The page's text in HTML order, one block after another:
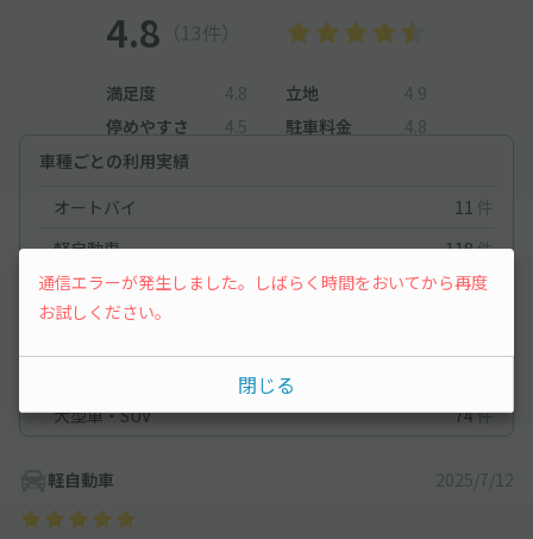
4.8 （13件）
満足度 4.8 立地
4.9
停めやすさ
4.5 駐車料金
4.8
車種ごとの利用実績
オートバイ
11 件
軽自動車
118件
コンパクトカー
91件
大型車・SUV
74件
軽自動車 2025/7/12
通信エラーが発生しました。しばらく時間をおいてから再度
お試しください。
閉じる